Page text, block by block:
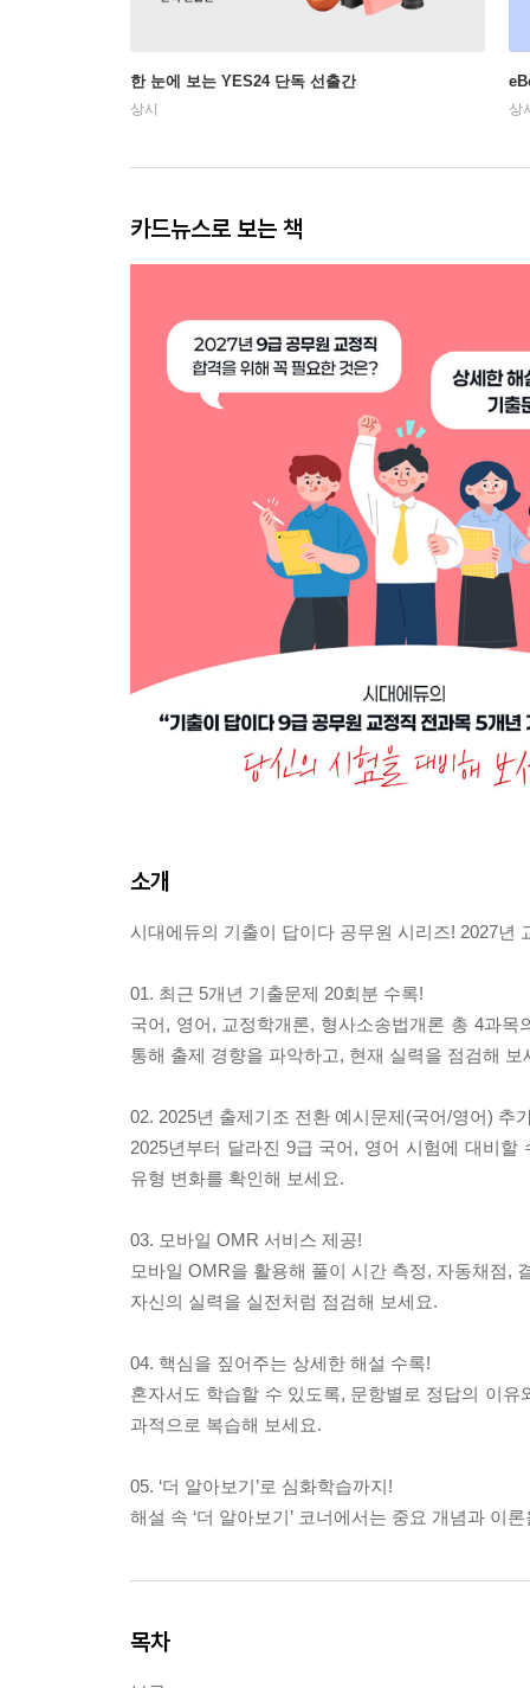
한 눈에 보는 YES24 단독 선출간
상시 상
카드뉴스로 보는 책
소개
시대에듀의 기출이 답이다 공무원 시리즈! 2027년
01. 최근 5개년 기출문제 20회분 수록!
국어, 영어, 교정학개론, 형사소송법개론 총 4과
통해 출제 경향을 파악하고, 현재 실력을 점검해 보
02. 2025년 출제기조 전환 예시문제(국어/영어) 추
2025년부터 달라진 9급 국어, 영어 시험에 대비
유형 변화를 확인해 보세요.
03. 모바일 OMR 서비스 제공!
모바일 OMR을 활용해 풀이 시간 측정, 자동채점,
자신의 실력을 실전처럼 점검해 보세요.
04. 핵심을 짚어주는 상세한 해설 수록!
혼자서도 학습할 수 있도록, 문항별로 정답의 이
과적으로 복습해 보세요.
05. ‘더 알아보기’로 심화학습까지!
해설 속 ‘더 알아보기’ 코너에서는 중요 개념과 이
목차